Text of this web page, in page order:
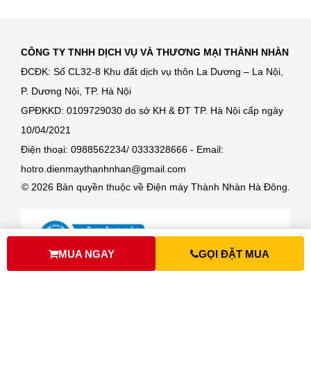
MUA NGAY GỌI ĐẶT MUA
CÔNG TY TNHH DỊCH VỤ VÀ THƯƠNG MẠI THÀNH NHÀN
ĐCĐK: Số CL32-8 Khu đất dịch vụ thôn La Dương – La Nội,
P. Dương Nội, TP. Hà Nội
GPĐKKD: 0109729030 do sở KH & ĐT TP. Hà Nội cấp ngày
10/04/2021
Điện thoại: 0988562234/ 0333328666 - Email:
hotro.dienmaythanhnhan@gmail.com
© 2026 Bản quyền thuộc về Điện máy Thành Nhàn Hà Đông.